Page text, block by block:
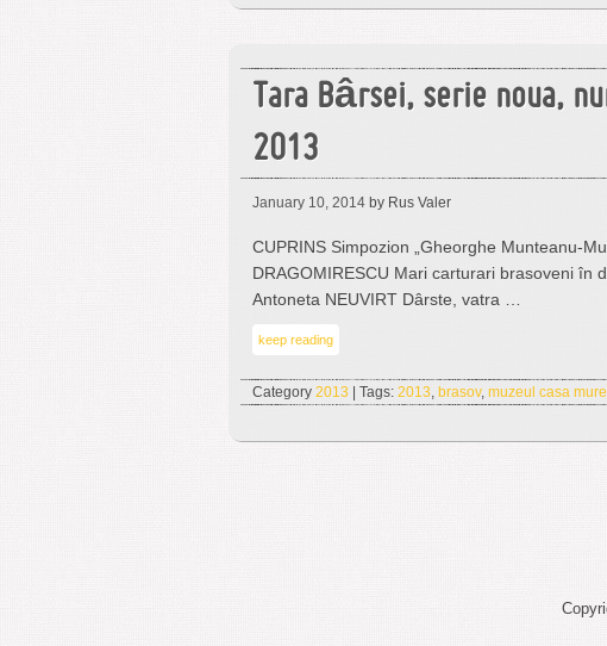
Tara Bârsei, serie noua,
2013
January 10, 2014 by Rus Valer
CUPRINS Simpozion „Gheorghe Munteanu-
DRAGOMIRESCU Mari carturari brasoveni în
Antoneta NEUVIRT Dârste, vatra …
keep reading
Category 2013 | Tags: 2013, brasov, muzeul casa